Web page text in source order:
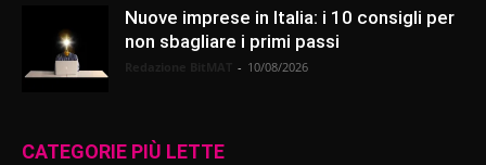
Nuove imprese in Italia: i 10 consigli per
non sbagliare i primi passi
- 10/08/2026
CATEGORIE PIÙ LETTE